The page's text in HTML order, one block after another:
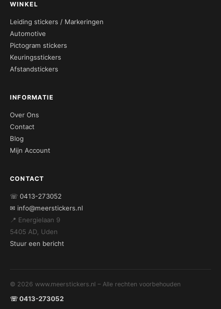
WINKEL
Leiding stickers / Markeringen
Automotive
Pictogram stickers
Keuringsstickers
Afstandstickers
INFORMATIE
Over Ons
Contact
Blog
Mijn Account
CONTACT
☏ 0413-273052
✉ info@meerstickers.nl
📍 Energielaan 9
5405 AD, Uden
Stuur een bericht
© 2026 www.meerstickers.nl – Alle rechten voorbehouden
☏ 0413-273052